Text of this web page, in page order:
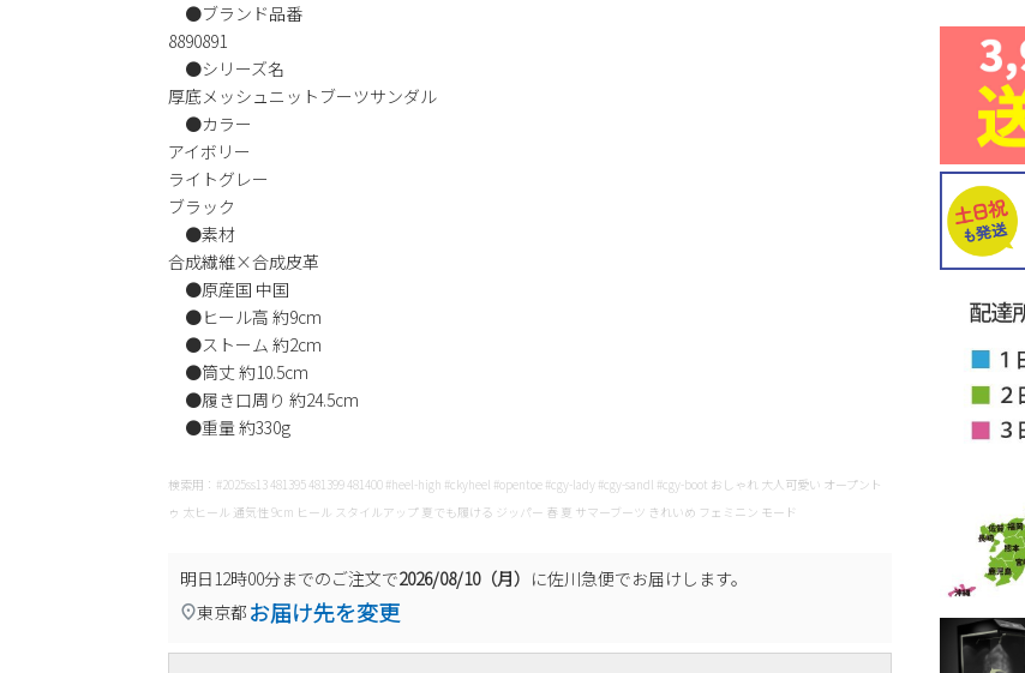
●ブランド品番
8890891
●シリーズ名
厚底メッシュニットブーツサンダル
●カラー
アイボリー
ライトグレー
ブラック
●素材
合成繊維×合成皮革
●原産国 中国
●ヒール高 約9cm
●ストーム 約2cm
●筒丈 約10.5cm
●履き口周り 約24.5cm
●重量 約330g
検索用：#2025ss13 481395 481399 481400 #heel-high #ckyheel #opentoe #cgy-lady #cgy-sandl #cgy-boot おしゃれ 大人可愛い オープント
ゥ 太ヒール 通気性 9cm ヒール スタイルアップ 夏でも履ける ジッパー 春 夏 サマーブーツ きれいめ フェミニン モード
明日12時00分までのご注文で2026/08/10（月） に佐川急便でお届けします。
東京都 お届け先を変更